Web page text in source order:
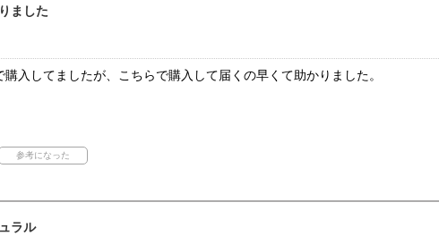
ました
入してましたが、こちらで購入して届くの早くて助かりました。
ラル